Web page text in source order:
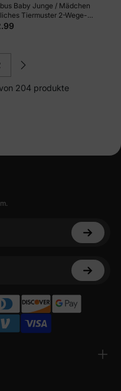
Baby Junge / Mädchen
Tiermuster 2-Wege-
Strampler Footie
204 produkte